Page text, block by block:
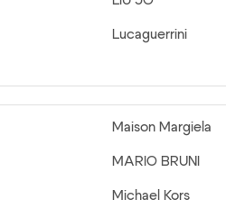
Lucaguerrini
Maison Margiela
MARIO BRUNI
Michael Kors